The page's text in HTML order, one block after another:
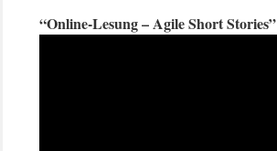
“Online-Lesung – Agile Short Stories”